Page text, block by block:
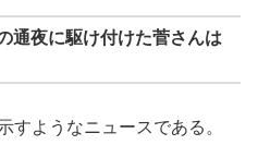
通夜に駆け付けた菅さんは
すようなニュースである。